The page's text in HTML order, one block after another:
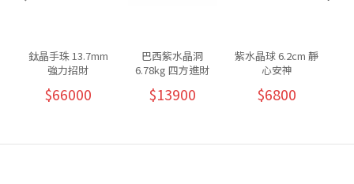
鈦晶手珠 13.7mm
強力招財
$66000
巴西紫水晶洞
6.78kg 四方進財
$13900
紫水晶球 6.2cm 靜
心安神
$6800